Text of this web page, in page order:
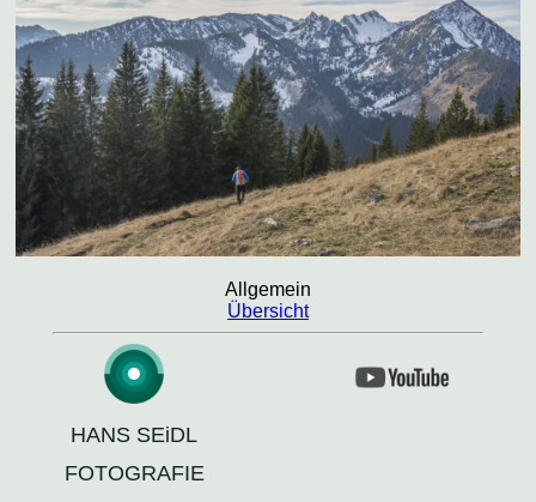
Allgemein
Übersicht
HANS SEiDL
FOTOGRAFIE